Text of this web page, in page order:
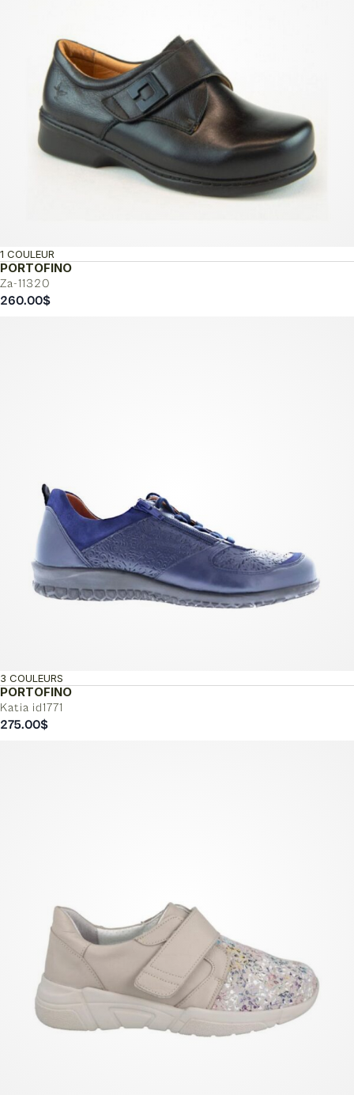
PORTOFINO
Za-11320
1 COULEUR
260.00$
PORTOFINO
Katia id1771
3 COULEURS
275.00$